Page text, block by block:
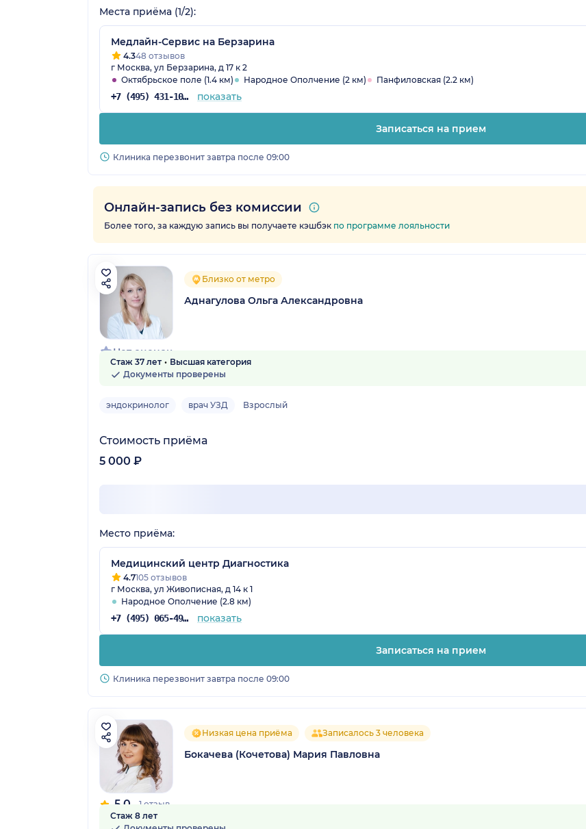
Места приёма (1/2):
Медлайн-Сервис на Берзарина
4.348 отзывов
г Москва, ул Берзарина, д 17 к 2
Октябрьское поле (1.4 км)
Народное Ополчение (2 км) Панфиловская (2.2 км)
+7 (495) 431-10-27 показать
Записаться на прием
Клиника перезвонит завтра после 09:00
Онлайн-запись без комиссии
Более того, за каждую запись вы получаете кэшбэк по программе лояльности
Нет оценок
Близко от метро
Аднагулова Ольга Александровна
Стаж 37 лет
Высшая категория
Документы проверены
эндокринолог врач УЗД Взрослый
Стоимость приёма
5 000 ₽
Место приёма:
Медицинский центр Диагностика
4.7105 отзывов
г Москва, ул Живописная, д 14 к 1
Народное Ополчение (2.8 км)
+7 (495) 065-49-36 показать
Записаться на прием
Клиника перезвонит завтра после 09:00
5.0 1 отзыв
Низкая цена приёма Записалось 3 человека
Бокачева (Кочетова) Мария Павловна
Стаж 8 лет